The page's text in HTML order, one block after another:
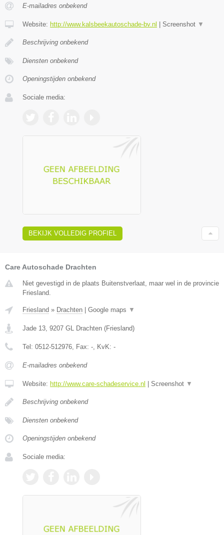
E-mailadres onbekend
Website: http://www.kalsbeekautoschade-bv.nl | Screenshot ▼
Beschrijving onbekend
Diensten onbekend
Openingstijden onbekend
Sociale media:
BEKIJK VOLLEDIG PROFIEL
Care Autoschade Drachten
Niet gevestigd in de plaats Buitenstverlaat, maar wel in de provincie
Friesland.
Friesland » Drachten Google maps ▼
Jade 13, 9207 GL Drachten (Friesland)
Tel: 0512-512976, Fax: -, KvK: -
E-mailadres onbekend
Website: http://www.care-schadeservice.nl Screenshot ▼
Beschrijving onbekend
Diensten onbekend
Openingstijden onbekend
Sociale media: